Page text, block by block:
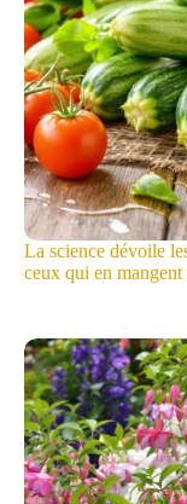
La science dévoile
ceux qui en mangent